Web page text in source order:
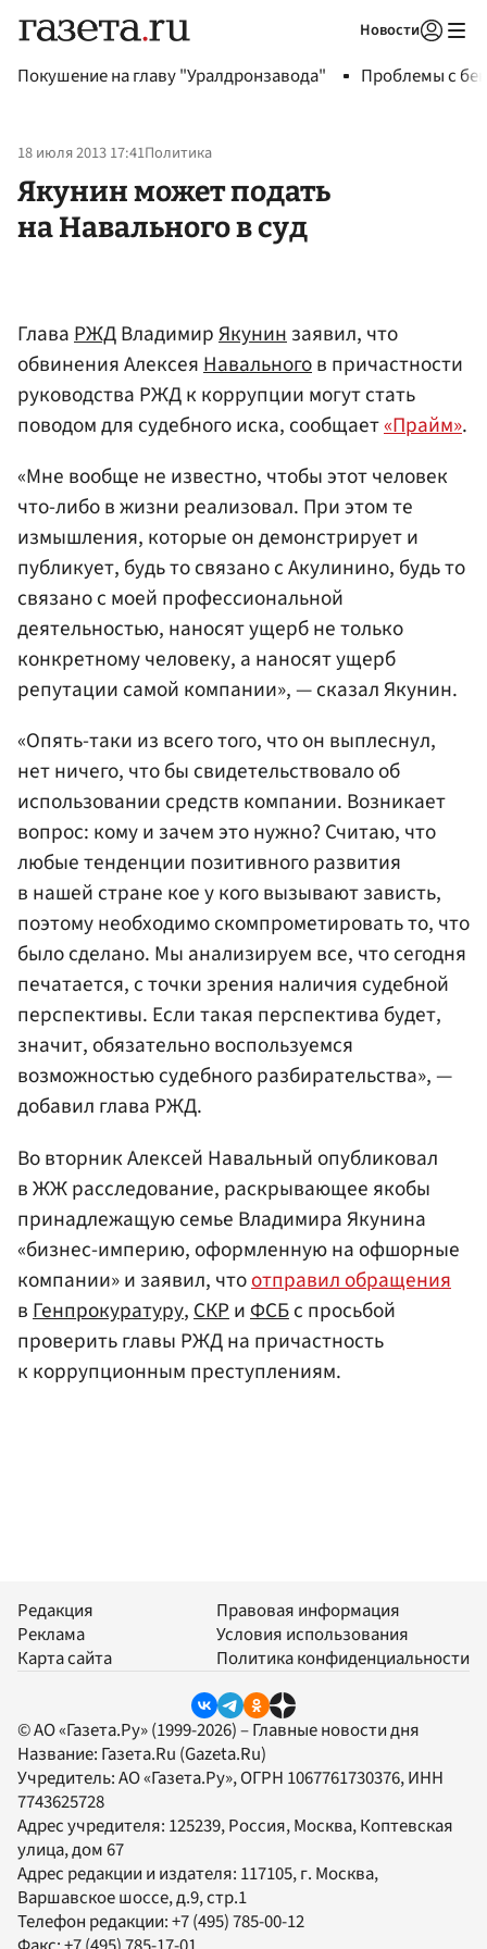
Новости
Покушение на главу "Уралдронзавода" Проблемы с
18 июля 2013 17:41Политика
Якунин может подать
на Навального в суд
ГлаваРЖДВладимирЯкунинзаявил, что
обвинения АлексеяНавальногов причастности
руководства РЖД к коррупции могут стать
поводом для судебного иска, сообщает«Прайм».
«Мне вообще не известно, чтобы этот человек
что-либо в жизни реализовал. При этом те
измышления, которые он демонстрирует и
публикует, будь то связано с Акулинино, будь то
связано с моей профессиональной
деятельностью, наносят ущерб не только
конкретному человеку, а наносят ущерб
репутации самой компании», — сказал Якунин.
«Опять-таки из всего того, что он выплеснул,
нет ничего, что бы свидетельствовало об
использовании средств компании. Возникает
вопрос: кому и зачем это нужно? Считаю, что
любые тенденции позитивного развития
в нашей стране кое у кого вызывают зависть,
поэтому необходимо скомпрометировать то, что
было сделано. Мы анализируем все, что сегодня
печатается, с точки зрения наличия судебной
перспективы. Если такая перспектива будет,
значит, обязательно воспользуемся
возможностью судебного разбирательства», —
добавил глава РЖД.
Во вторник Алексей Навальный опубликовал
в ЖЖ расследование, раскрывающее якобы
принадлежащую семье Владимира Якунина
«бизнес-империю, оформленную на офшорные
компании» и заявил, чтоотправил обращения
в Генпрокуратуру, СКР и ФСБс просьбой
проверить главы РЖД на причастность
к коррупционным преступлениям.
Редакция
Реклама
Карта сайта
Правовая информация
Условия использования
Политика конфиденциальности
© АО «Газета.Ру» (1999-2026) – Главные новости дня
Название: Газета.Ru (Gazeta.Ru)
Учредитель:АО «Газета.Ру», ОГРН 1067761730376, ИНН
7743625728
Адрес учредителя: 125239, Россия, Москва, Коптевская
улица, дом 67
Адрес редакции и издателя: 117105, г. Москва,
Варшавское шоссе, д.9, стр.1
Телефон редакции:+7 (495) 785-00-12